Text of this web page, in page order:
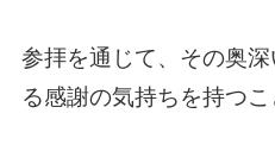
参拝を通じて、その奥
る感謝の気持ちを持つこ